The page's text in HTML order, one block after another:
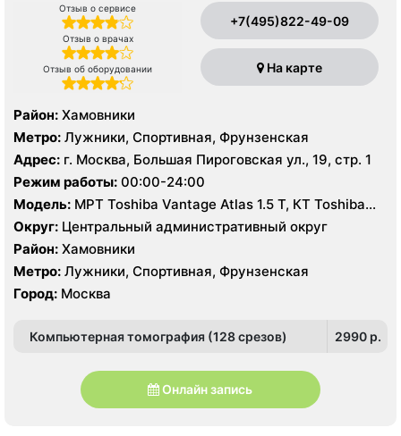
Отзыв о сервисе
Отзыв о врачах
Отзыв об оборудовании
+7(495)822-49-09
На карте
Район: Хамовники
Метро: Лужники, Спортивная, Фрунзенская
Адрес: г. Москва, Большая Пироговская ул., 19, стр. 1
Режим работы: 00:00-24:00
Модель: МРТ Toshiba Vantage Atlas 1.5 Т, КТ Toshiba
Aquilion CXL 128 срезов, УЗИ Hitachi-Aloka Prosound
Alpha7, GE LOGIQ S7
Округ: Центральный административный округ
Район: Хамовники
Метро: Лужники, Спортивная, Фрунзенская
Город: Москва
Компьютерная томография (128 срезов) 2990 p.
Онлайн запись